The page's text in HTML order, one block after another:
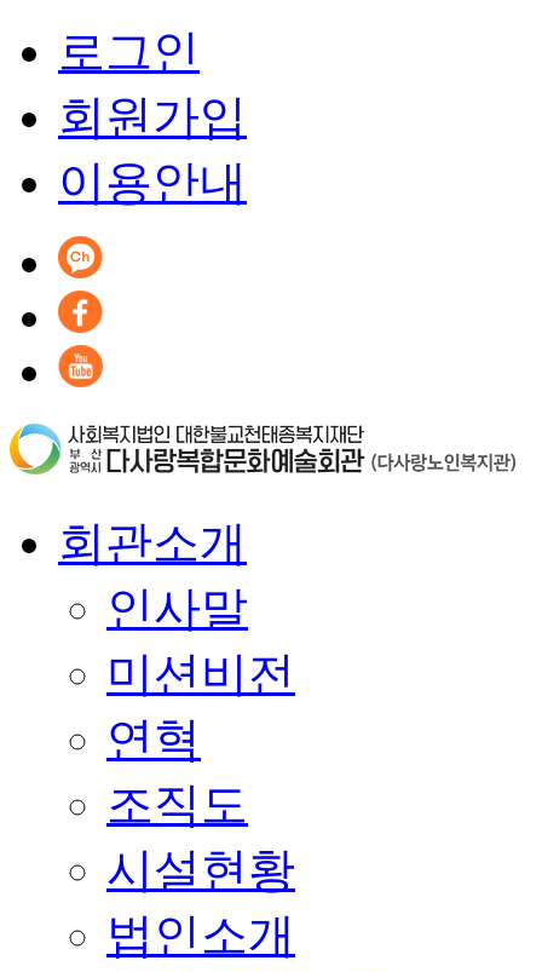
로그인
회원가입
이용안내
회관소개
인사말
미션비전
연혁
조직도
시설현황
법인소개